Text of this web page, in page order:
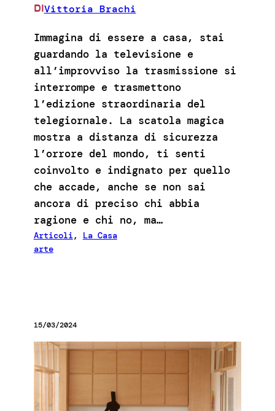
DIVittoria Brachi
Immagina di essere a casa, stai
guardando la televisione e
all’improvviso la trasmissione si
interrompe e trasmettono
l’edizione straordinaria del
telegiornale. La scatola magica
mostra a distanza di sicurezza
l’orrore del mondo, ti senti
coinvolto e indignato per quello
che accade, anche se non sai
ancora di preciso chi abbia
ragione e chi no, ma…
Articoli, La Casa
arte
15/03/2024